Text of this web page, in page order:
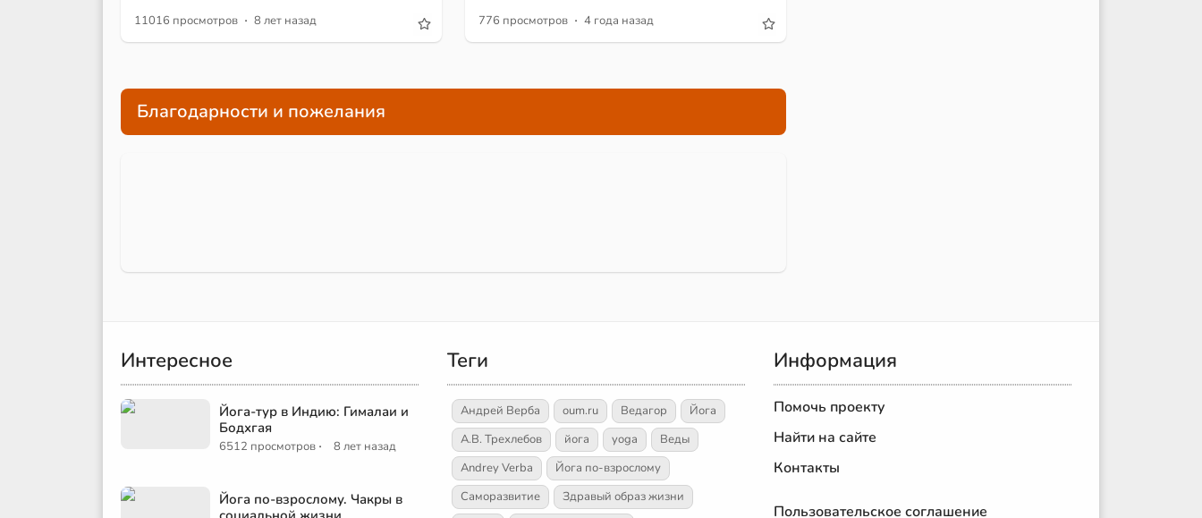
11016 просмотров · 8 лет назад 776 просмотров · 4 года назад
Благодарности и пожелания
Интересное
Йога-тур в Индию: Гималаи и
Бодхгая
6512 просмотров · 8 лет назад
Йога по-взрослому. Чакры в
Теги
Андрей Верба oum.ru Ведагор
Йога
А.В. Трехлебов
йога yoga
Веды
Andrey Verba
Йога по-взрослому
Саморазвитие
Здравый образ жизни
Информация
Помочь проекту
Найти на сайте
Контакты
Пользовательское соглашение